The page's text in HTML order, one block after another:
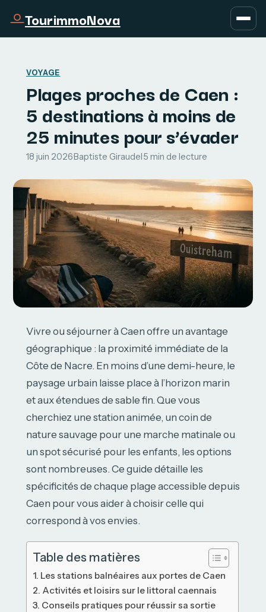
TourimmoNova
VOYAGE
Plages proches de Caen :
5 destinations à moins de
25 minutes pour s’évader
18 juin 2026·Baptiste Giraudel·5 min de lecture
Vivre ou séjourner à Caen offre un avantage
géographique : la proximité immédiate de la
Côte de Nacre. En moins d’une demi-heure, le
paysage urbain laisse place à l’horizon marin
et aux étendues de sable fin. Que vous
cherchiez une station animée, un coin de
nature sauvage pour une marche matinale ou
un spot sécurisé pour les enfants, les options
sont nombreuses. Ce guide détaille les
spécificités de chaque plage accessible depuis
Caen pour vous aider à choisir celle qui
correspond à vos envies.
Table des matières
Les stations balnéaires aux portes de Caen
Activités et loisirs sur le littoral caennais
Conseils pratiques pour réussir sa sortie